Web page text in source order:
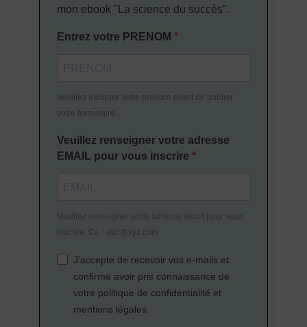
mon ebook "La science du succès".
Entrez votre PRENOM
Veuillez indiquer votre prénom avant de publier
votre formulaire..
Veuillez renseigner votre adresse
EMAIL pour vous inscrire
Veuillez renseigner votre adresse email pour vous
inscrire. Ex. : abc@xyz.com
J'accepte de recevoir vos e-mails et
confirme avoir pris connaissance de
votre politique de confidentialité et
mentions légales.